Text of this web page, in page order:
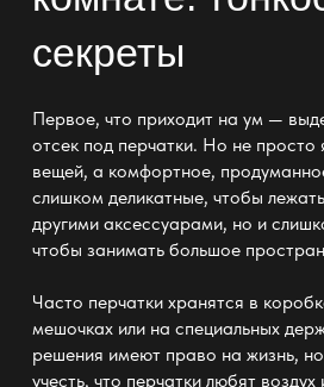
секреты
Первое, что приходит на ум —
отсек под перчатки. Но не просто
вещей, а комфортное,
слишком деликатные, чтобы
другими аксессуарами, но и
чтобы занимать большое
Часто перчатки хранятся в
мешочках или на специальных
решения имеют право на жизнь,
учесть, что перчатки любят воздух